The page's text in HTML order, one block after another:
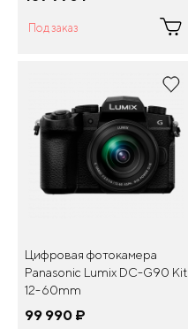
Под заказ
Цифровая фотокамера
Panasonic Lumix DC-G90 Kit
12-60mm
99 990 ¤